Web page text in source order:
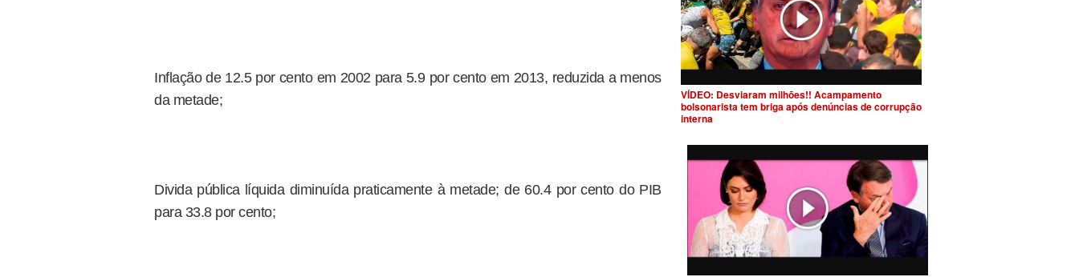
Inflação de 12.5 por cento em 2002 para 5.9 por cento em 2013, reduzida a menos
da metade;
Divida pública líquida diminuída praticamente à metade; de 60.4 por cento do PIB
para 33.8 por cento;
VÍDEO: Desviaram milhões!! Acampamento
bolsonarista tem briga após denúncias de corrupção
interna